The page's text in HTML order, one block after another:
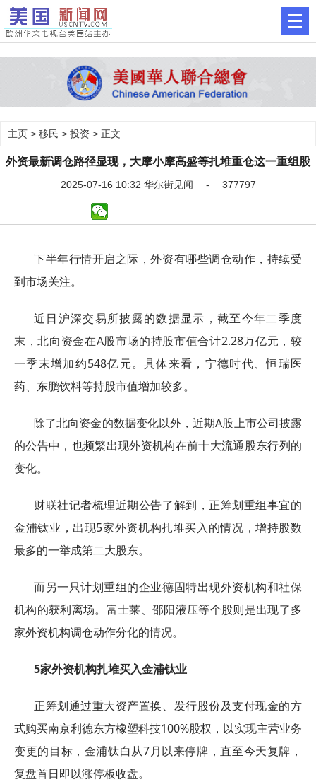
主页 > 移民 > 投资 > 正文
外资最新调仓路径显现，大摩小摩高盛等扎堆重仓这一重组股
2025-07-16 10:32 华尔街见闻 - 377797
下半年行情开启之际，外资有哪些调仓动作，持续受
到市场关注。
近日沪深交易所披露的数据显示，截至今年二季度
末，北向资金在A股市场的持股市值合计2.28万亿元，较
一季末增加约548亿元。具体来看，宁德时代、恒瑞医
药、东鹏饮料等持股市值增加较多。
除了北向资金的数据变化以外，近期A股上市公司披露
的公告中，也频繁出现外资机构在前十大流通股东行列的
变化。
财联社记者梳理近期公告了解到，正筹划重组事宜的
金浦钛业，出现5家外资机构扎堆买入的情况，增持股数
最多的一举成第二大股东。
而另一只计划重组的企业德固特出现外资机构和社保
机构的获利离场。富士莱、邵阳液压等个股则是出现了多
家外资机构调仓动作分化的情况。
5家外资机构扎堆买入金浦钛业
正筹划通过重大资产置换、发行股份及支付现金的方
式购买南京利德东方橡塑科技100%股权，以实现主营业务
变更的目标，金浦钛白从7月以来停牌，直至今天复牌，
复盘首日即以涨停板收盘。